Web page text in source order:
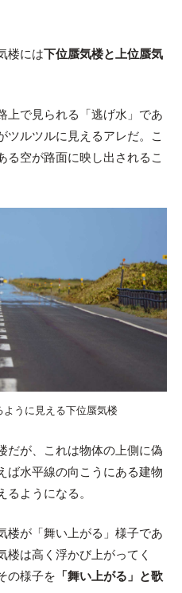
楼には下位蜃気楼と上位蜃気
上で見られる「逃げ水」であ
ツルツルに見えるアレだ。こ
る空が路面に映し出されるこ
うに見える下位蜃気楼
だが、これは物体の上側に偽
ば水平線の向こうにある建物
ようになる。
楼が「舞い上がる」様子であ
楼は高く浮かび上がってく
の様子を 「舞い上がる」と歌